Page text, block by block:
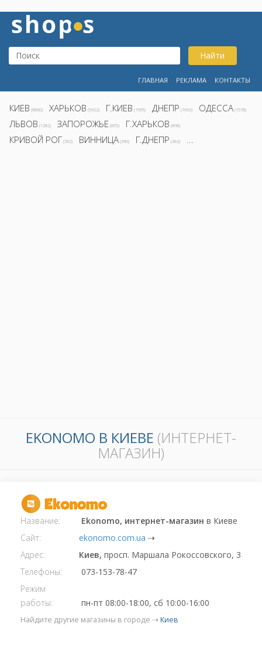
Найти
ГЛАВНАЯ РЕКЛАМА КОНТАКТЫ
КИЕВ (8800) ХАРЬКОВ (5922) Г.КИЕВ (1995) ДНЕПР (1692) ОДЕССА (1578)
ЛЬВОВ (1282) ЗАПОРОЖЬЕ (855) Г.ХАРЬКОВ (808)
КРИВОЙ РОГ (392) ВИННИЦА (390) Г.ДНЕПР (362) ...
EKONOMO В КИЕВЕ (ИНТЕРНЕТ-
МАГАЗИН)
Название: Ekonomo, интернет-магазин в Киеве
Сайт:
ekonomo.com.ua ⇢
Адрес:
Киев, просп. Маршала Рокоссовского, 3
Телефоны:
073-153-78-47
Режим
работы:
пн-пт 08:00-18:00, сб 10:00-16:00
Найдите другие магазины в городе ⇢ Киев